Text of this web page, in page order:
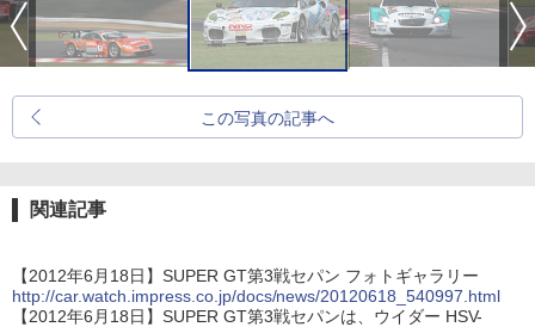
この写真の記事へ
関連記事
【2012年6月18日】SUPER GT第3戦セパン フォトギャラリー
http://car.watch.impress.co.jp/docs/news/20120618_540997.html
【2012年6月18日】SUPER GT第3戦セパンは、ウイダー HSV-